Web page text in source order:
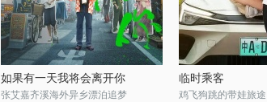
如果有一天我将会离开你
张艾嘉齐溪海外异乡漂泊追梦
临时乘客
鸡飞狗跳的带娃旅途